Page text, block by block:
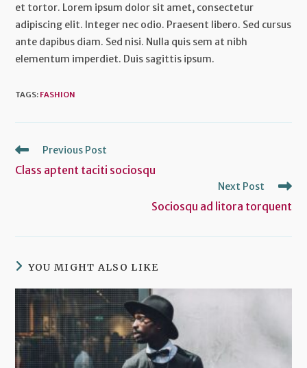
et tortor. Lorem ipsum dolor sit amet, consectetur
adipiscing elit. Integer nec odio. Praesent libero. Sed cursus
ante dapibus diam. Sed nisi. Nulla quis sem at nibh
elementum imperdiet. Duis sagittis ipsum.
TAGS: FASHION
Read
articles
Previous Post
Class aptent taciti sociosqu
Next Post
Sociosqu ad litora torquent
YOU MIGHT ALSO LIKE